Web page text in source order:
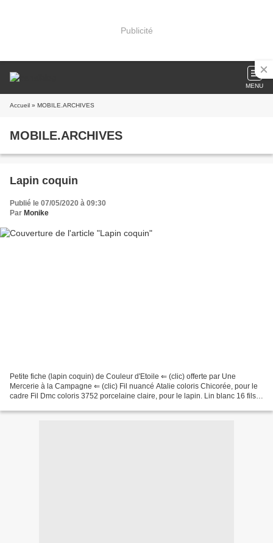
Publicité
MENU
Accueil » MOBILE.ARCHIVES
MOBILE.ARCHIVES
Lapin coquin
Publié le 07/05/2020 à 09:30
Par Monike
Petite fiche (lapin coquin) de Couleur d'Etoile ⇐ (clic) offerte par Une
Mercerie à la Campagne ⇐ (clic) Fil nuancé Atalie coloris Chicorée, pour le
cadre Fil Dmc coloris 3752 porcelaine claire, pour le lapin. Lin blanc 16 fils